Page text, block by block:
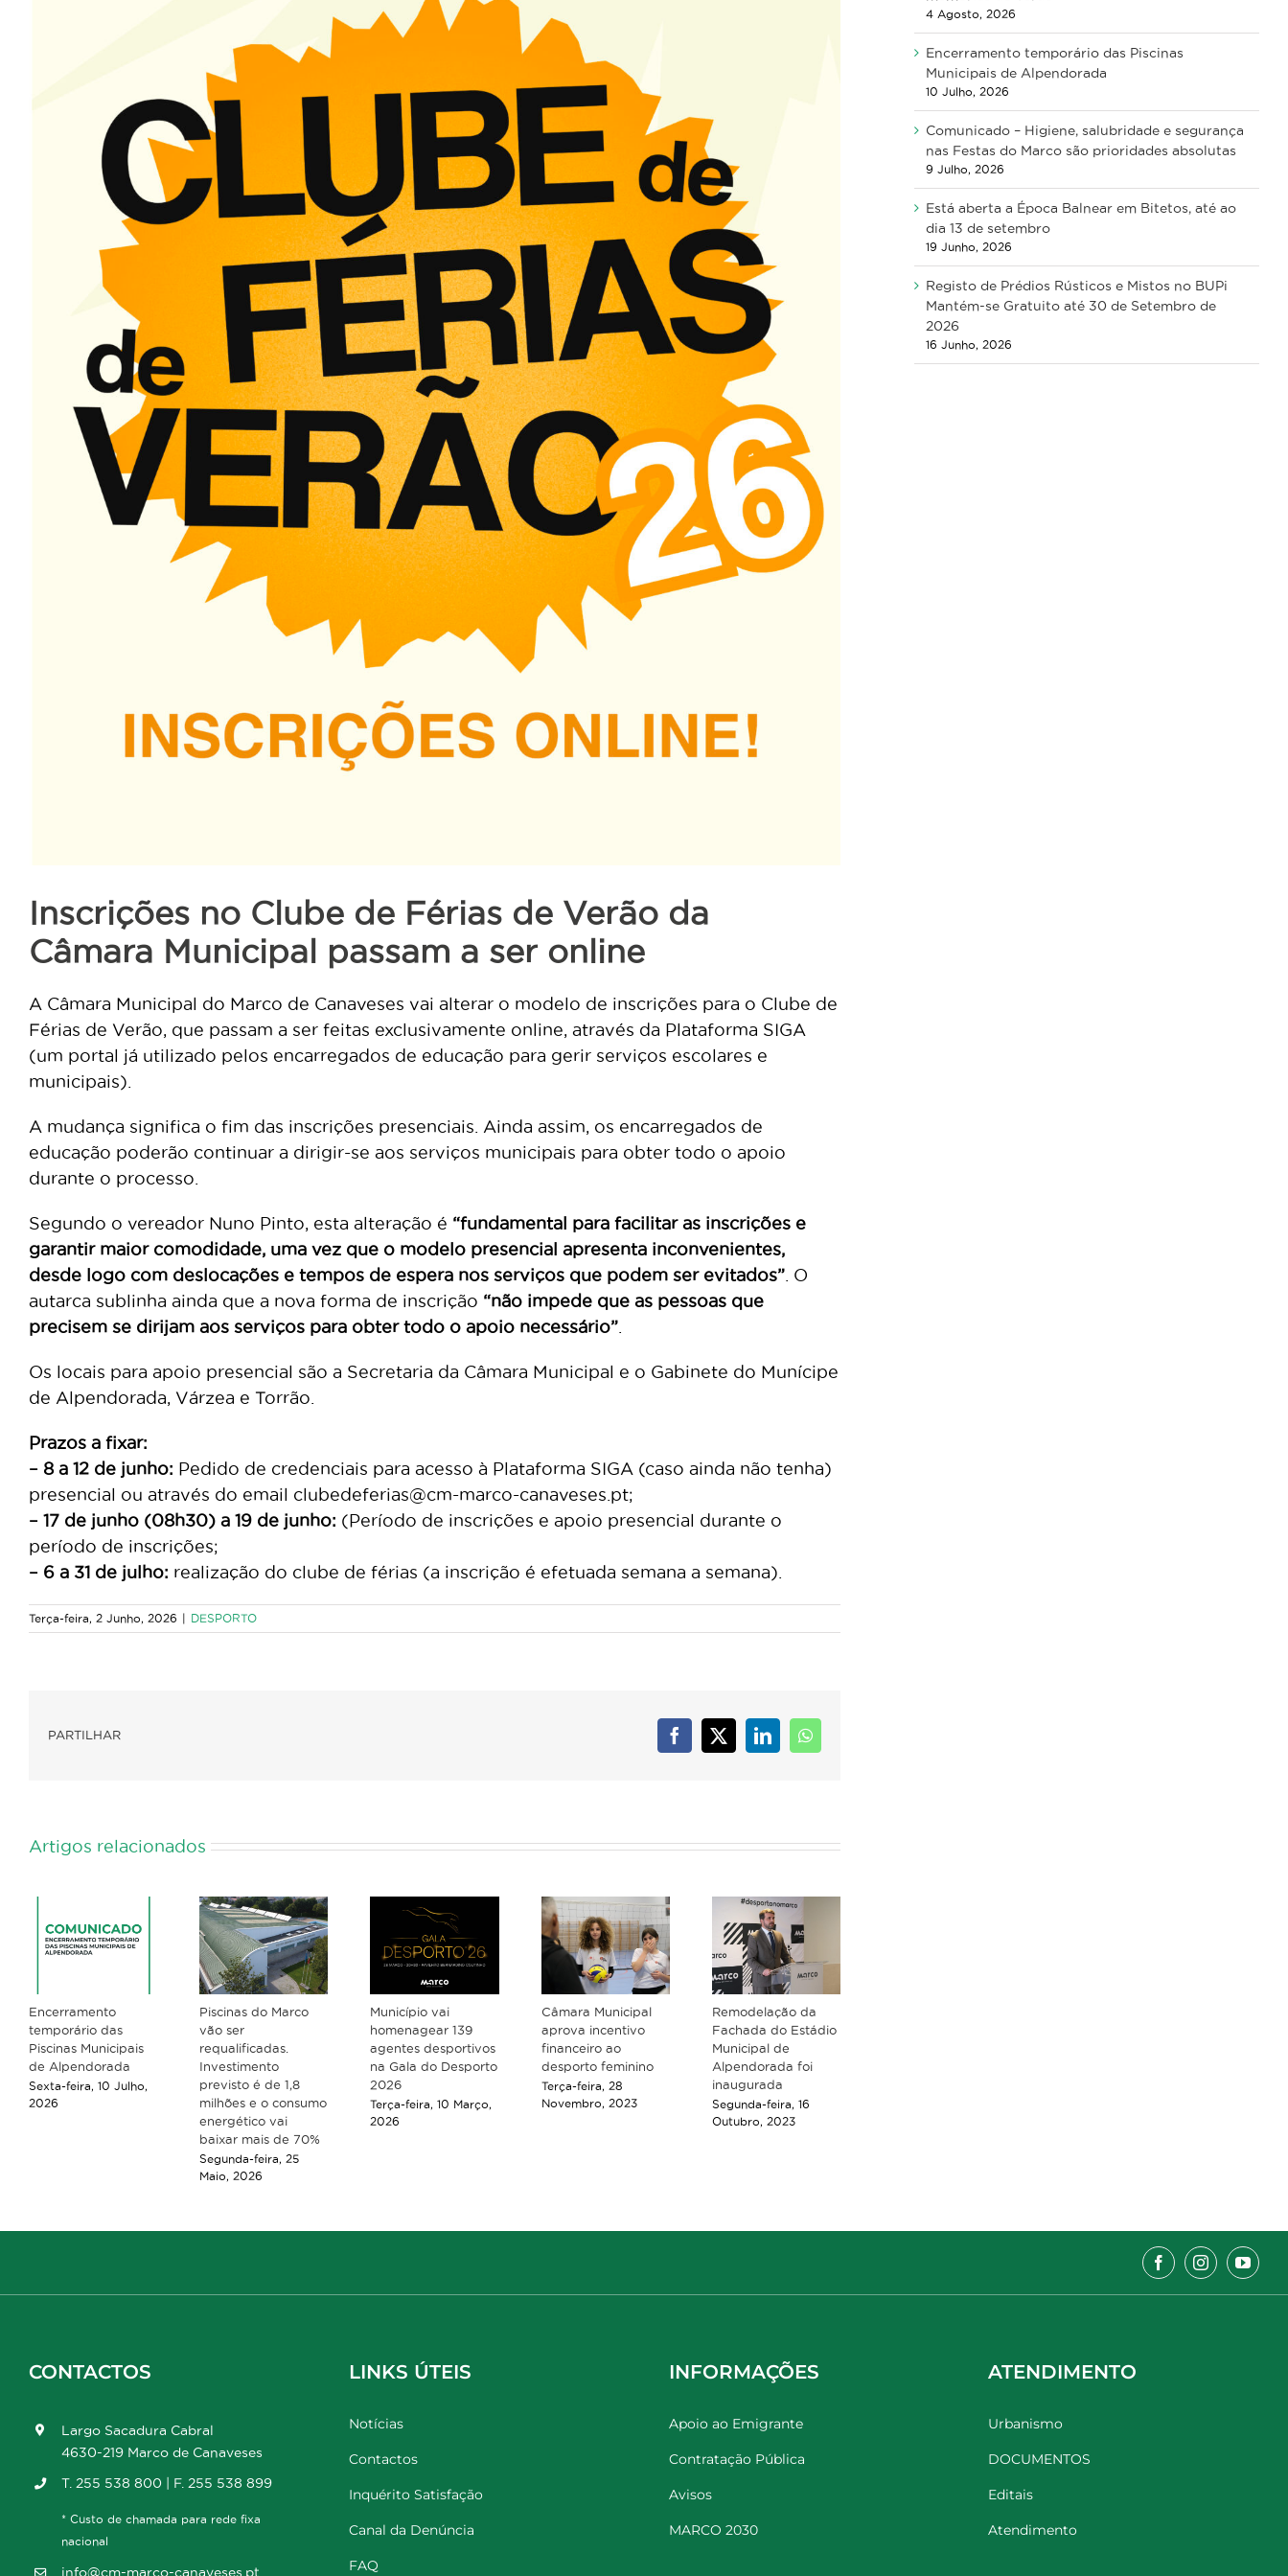
Inscrições no Clube de Férias de Verão da
Câmara Municipal passam a ser online
A Câmara Municipal do Marco de Canaveses vai alterar o modelo de inscrições para o Clube de
Férias de Verão, que passam a ser feitas exclusivamente online, através da Plataforma SIGA
(um portal já utilizado pelos encarregados de educação para gerir serviços escolares e
municipais).
A mudança significa o fim das inscrições presenciais. Ainda assim, os encarregados de
educação poderão continuar a dirigir-se aos serviços municipais para obter todo o apoio
durante o processo.
Segundo o vereador Nuno Pinto, esta alteração é “fundamental para facilitar as inscrições e
garantir maior comodidade, uma vez que o modelo presencial apresenta inconvenientes,
desde logo com deslocações e tempos de espera nos serviços que podem ser evitados” . O
autarca sublinha ainda que a nova forma de inscrição “não impede que as pessoas que
precisem se dirijam aos serviços para obter todo o apoio necessário”
Os locais para apoio presencial são a Secretaria da Câmara Municipal e o Gabinete do Munícipe
de Alpendorada, Várzea e Torrão.
Prazos a fixar:
– 8 a 12 de junho: Pedido de credenciais para acesso à Plataforma SIGA (caso ainda não tenha)
presencial ou através do email clubedeferias@cm-marco-canaveses.pt;
– 17 de junho (08h30) a 19 de junho: (Período de inscrições e apoio presencial durante o
período de inscrições;
– 6 a 31 de julho: realização do clube de férias (a inscrição é efetuada semana a semana).
Terça-feira, 2 Junho, 2026 | DESPORTO
PARTILHAR Facebook
X LinkedInWhatsApp
Artigos relacionados
Encerramento
temporário das
Piscinas Municipais
de Alpendorada
Sexta-feira, 10 Julho,
2026
Piscinas do Marco
vão ser
requalificadas.
Investimento
previsto é de 1,8
milhões e o consumo
energético vai
baixar mais de 70%
Segunda-feira, 25
Maio, 2026
Município vai
homenagear 139
agentes desportivos
na Gala do Desporto
2026
Terça-feira, 10 Março,
2026
Câmara Municipal
aprova incentivo
financeiro ao
desporto feminino
Terça-feira, 28
Novembro, 2023
Remodelação da
Fachada do Estádio
Municipal de
Alpendorada foi
inaugurada
Segunda-feira, 16
Outubro, 2023
4 Agosto, 2026
Encerramento temporário das Piscinas
Municipais de Alpendorada
10 Julho, 2026
Comunicado – Higiene, salubridade e segurança
nas Festas do Marco são prioridades absolutas
9 Julho, 2026
Está aberta a Época Balnear em Bitetos, até ao
dia 13 de setembro
19 Junho, 2026
Registo de Prédios Rústicos e Mistos no BUPi
Mantém-se Gratuito até 30 de Setembro de
2026
16 Junho, 2026
CONTACTOS
Largo Sacadura Cabral
4630-219 Marco de Canaveses
T. 255 538 800 | F. 255 538 899
* Custo de chamada para rede fixa
nacional
info@cm-marco-canaveses.pt
LINKS ÚTEIS
Notícias
Contactos
Inquérito Satisfação
Canal da Denúncia
FAQ
INFORMAÇÕES
Apoio ao Emigrante
Contratação Pública
Avisos
MARCO 2030
ATENDIMENTO
Urbanismo
DOCUMENTOS
Editais
Atendimento